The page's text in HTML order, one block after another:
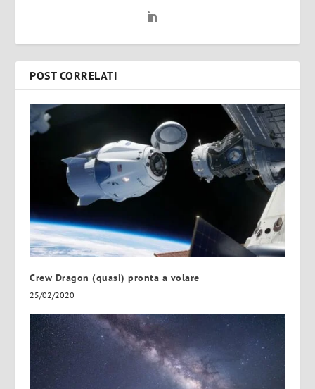
POST CORRELATI
Crew Dragon (quasi) pronta a volare
25/02/2020